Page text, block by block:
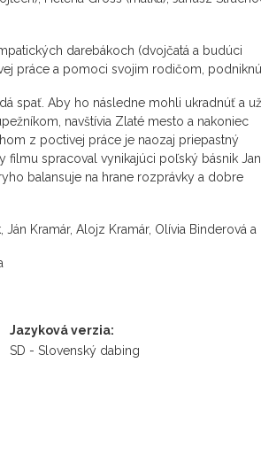
darebákoch (dvojčatá a budúci
práce a pomoci svojim rodičom, podniknú
spať. Aby ho následne mohli ukradnúť a už
navštívia Zlaté mesto a nakoniec
z poctivej práce je naozaj priepastný
spracoval vynikajúci poľský básnik Jan
balansuje na hrane rozprávky a dobre
Kramár, Alojz Kramár, Olívia Binderová a
Jazyková verzia:
SD - Slovenský dabing